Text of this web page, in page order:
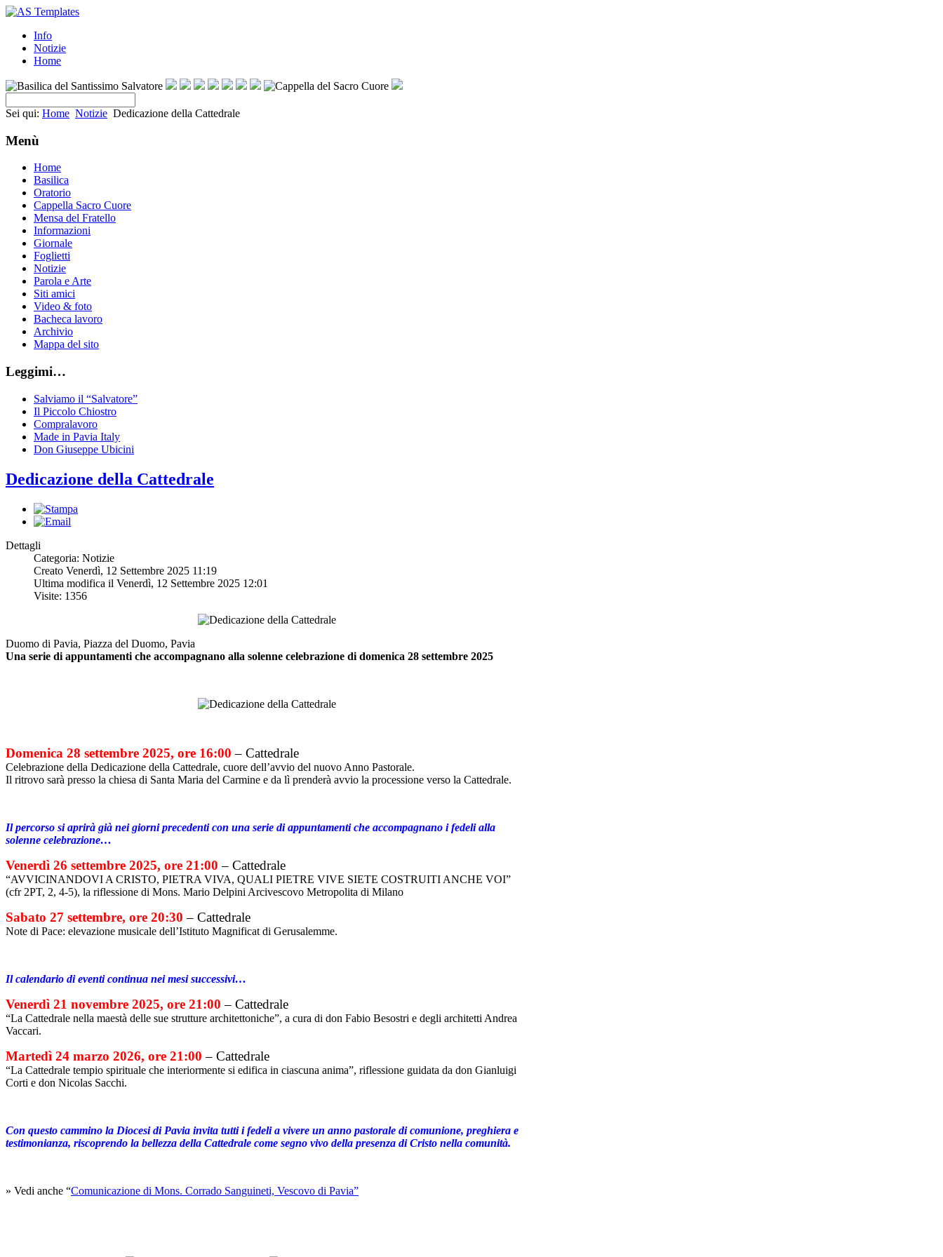
Info
Notizie
Home
Sei qui: Home Notizie Dedicazione della Cattedrale
Menù
Home
Basilica
Oratorio
Cappella Sacro Cuore
Mensa del Fratello
Informazioni
Giornale
Foglietti
Notizie
Parola e Arte
Siti amici
Video & foto
Bacheca lavoro
Archivio
Mappa del sito
Leggimi…
Salviamo il “Salvatore”
Il Piccolo Chiostro
Compralavoro
Made in Pavia Italy
Don Giuseppe Ubicini
Dedicazione della Cattedrale
Dettagli
Categoria: Notizie
Creato Venerdì, 12 Settembre 2025 11:19
Ultima modifica il Venerdì, 12 Settembre 2025 12:01
Visite: 1356
Duomo di Pavia, Piazza del Duomo, Pavia
Una serie di appuntamenti che accompagnano alla solenne celebrazione di domenica 28 settembre 2025
Domenica 28 settembre 2025, ore 16:00 – Cattedrale
Celebrazione della Dedicazione della Cattedrale, cuore dell’avvio del nuovo Anno Pastorale.
Il ritrovo sarà presso la chiesa di Santa Maria del Carmine e da lì prenderà avvio la processione verso la Cattedrale.
Il percorso si aprirà già nei giorni precedenti con una serie di appuntamenti che accompagnano i fedeli alla
solenne celebrazione…
Venerdì 26 settembre 2025, ore 21:00 – Cattedrale
“AVVICINANDOVI A CRISTO, PIETRA VIVA, QUALI PIETRE VIVE SIETE COSTRUITI ANCHE VOI”
(cfr 2PT, 2, 4-5), la riflessione di Mons. Mario Delpini Arcivescovo Metropolita di Milano
Sabato 27 settembre, ore 20:30 – Cattedrale
Note di Pace: elevazione musicale dell’Istituto Magnificat di Gerusalemme.
Il calendario di eventi continua nei mesi successivi…
Venerdì 21 novembre 2025, ore 21:00 – Cattedrale
“La Cattedrale nella maestà delle sue strutture architettoniche”, a cura di don Fabio Besostri e degli architetti Andrea
Vaccari.
Martedì 24 marzo 2026, ore 21:00 – Cattedrale
“La Cattedrale tempio spirituale che interiormente si edifica in ciascuna anima”, riflessione guidata da don Gianluigi
Corti e don Nicolas Sacchi.
Con questo cammino la Diocesi di Pavia invita tutti i fedeli a vivere un anno pastorale di comunione, preghiera e
testimonianza, riscoprendo la bellezza della Cattedrale come segno vivo della presenza di Cristo nella comunità.
» Vedi anche “Comunicazione di Mons. Corrado Sanguineti, Vescovo di Pavia”